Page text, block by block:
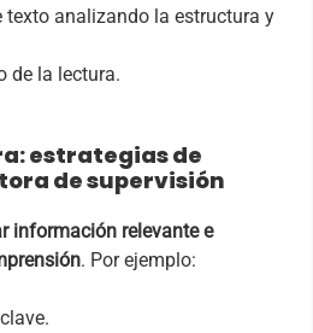
texto analizando la estructura y
de la lectura.
estrategias de
de supervisión
información relevante e
. Por ejemplo: